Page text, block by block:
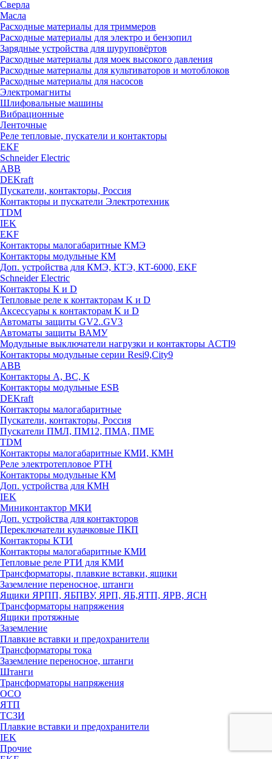
Сверла
Масла
Расходные материалы для триммеров
Расходные материалы для электро и бензопил
Зарядные устройства для шуруповёртов
Расходные материалы для моек высокого давления
Расходные материалы для культиваторов и мотоблоков
Расходные материалы для насосов
Электромагниты
Шлифовальные машины
Вибрационные
Ленточные
Реле тепловые, пускатели и контакторы
EKF
Schneider Electric
ABB
DEKraft
Пускатели, контакторы, Россия
Контакторы и пускатели Электротехник
TDM
IEK
EKF
Контакторы малогабаритные КМЭ
Контакторы модульные КМ
Доп. устройства для КМЭ, КТЭ, КТ-6000, EKF
Schneider Electric
Контакторы К и D
Тепловые реле к контакторам K и D
Аксессуары к контакторам K и D
Автоматы защиты GV2..GV3
Автоматы защиты ВАМУ
Модульные выключатели нагрузки и контакторы ACTI9
Контакторы модульные серии Resi9,City9
ABB
Контакторы А, ВС, К
Контакторы модульные ESB
DEKraft
Контакторы малогабаритные
Пускатели, контакторы, Россия
Пускатели ПМЛ, ПМ12, ПМА, ПМЕ
TDM
Контакторы малогабаритные КМИ, КМН
Реле электротепловое РТН
Контакторы модульные КМ
Доп. устройства для КМН
IEK
Миниконтактор МКИ
Доп. устройства для контакторов
Переключатели кулачковые ПКП
Контакторы КТИ
Контакторы малогабаритные КМИ
Тепловые реле РTИ для КМИ
Трансформаторы, плавкие вставки, ящики
Заземление переносное, штанги
Ящики ЯРПП, ЯБПВУ, ЯРП, ЯБ,ЯТП, ЯРВ, ЯСН
Трансформаторы напряжения
Ящики протяжные
Заземление
Плавкие вставки и предохранители
Трансформаторы тока
Заземление переносное, штанги
Штанги
Трансформаторы напряжения
ОСО
ЯТП
ТСЗИ
Плавкие вставки и предохранители
IEK
Прочие